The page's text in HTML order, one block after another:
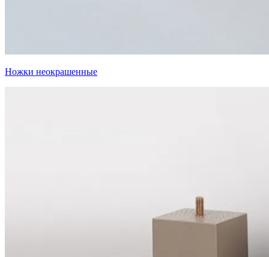
Ножки неокрашенные